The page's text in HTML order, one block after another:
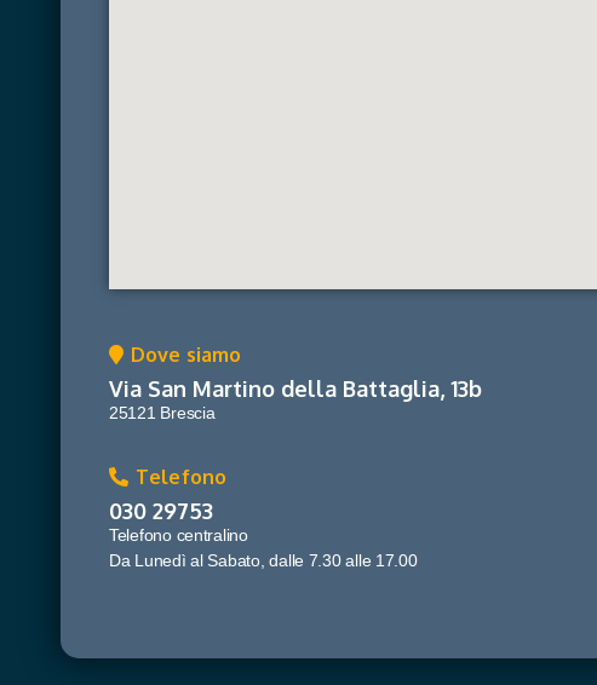
Dove siamo
Via San Martino della Battaglia, 13b
25121 Brescia
Telefono
030 29753
Telefono centralino
Da Lunedì al Sabato, dalle 7.30 alle 17.00